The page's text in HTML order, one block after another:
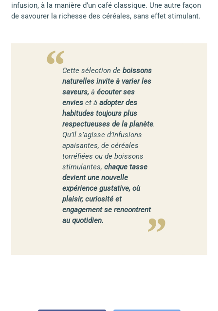
infusion, à la manière d’un café classique. Une autre façon
de savourer la richesse des céréales, sans effet stimulant.
Cette sélection de boissons
naturelles invite à varier les
saveurs,à écouter ses
envieset à adopter des
habitudes toujours plus
respectueuses de la planète.
Qu’il s’agisse d’infusions
apaisantes, de céréales
torréfiées ou de boissons
stimulantes, chaque tasse
devient une nouvelle
expérience gustative, où
plaisir, curiosité et
engagement se rencontrent
au quotidien.